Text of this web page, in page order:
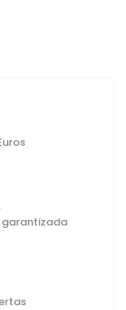
garantizada